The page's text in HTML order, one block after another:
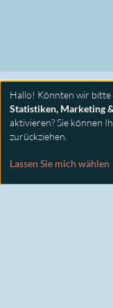
Hallo! Könnten wir bitte
Statistiken, Marketing
aktivieren? Sie können
zurückziehen.
Lassen Sie mich wählen